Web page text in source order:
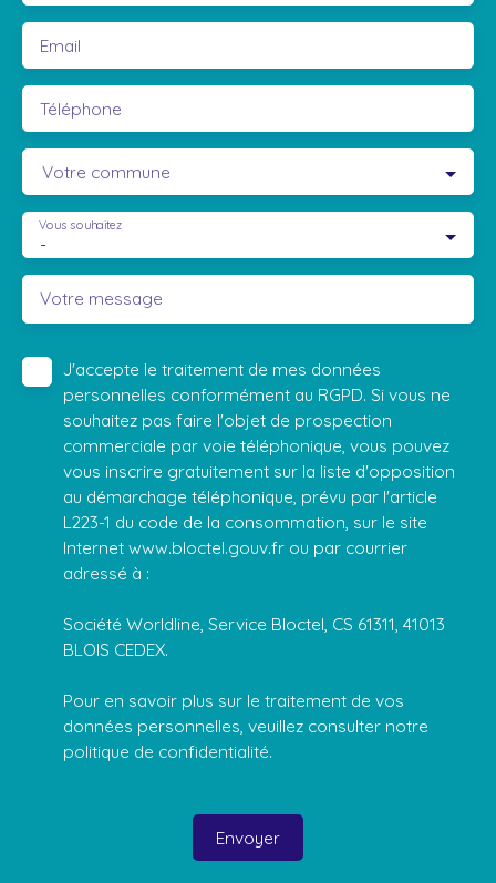
Email
Téléphone
Votre commune
-
Vous souhaitez
Votre message
J'accepte le traitement de mes données
personnelles conformément au RGPD. Si vous ne
souhaitez pas faire l'objet de prospection
commerciale par voie téléphonique, vous pouvez
vous inscrire gratuitement sur la liste d'opposition
au démarchage téléphonique, prévu par l'article
L223-1 du code de la consommation, sur le site
Internet www.bloctel.gouv.fr ou par courrier
adressé à :
Société Worldline, Service Bloctel, CS 61311, 41013
BLOIS CEDEX.
Pour en savoir plus sur le traitement de vos
données personnelles, veuillez consulter notre
politique de confidentialité.
Envoyer